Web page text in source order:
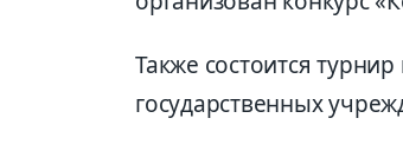
Также состоится
государственных